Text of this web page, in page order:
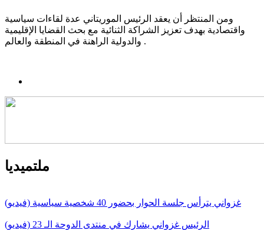
ومن المنتظر أن يعقد الرئيس الموريتاني عدة لقاءات سياسية
واقتصادية بهدف تعزيز الشراكة الثنائية مع بحث القضايا الإقليمية
والدولية الراهنة في المنطقة والعالم.
ملتميديا
غزواني يترأس جلسة الحوار بحضور 40 شخصية سياسية (فيديو)
الرئيس غزواني يشارك في منتدى الدوحة الـ 23 (فيديو)